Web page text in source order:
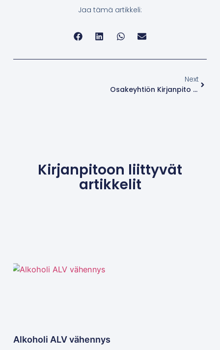
Jaa tämä artikkeli:
Next
Osakeyhtiön Kirjanpito Hinta
Kirjanpitoon liittyvät
artikkelit
Alkoholi ALV vähennys